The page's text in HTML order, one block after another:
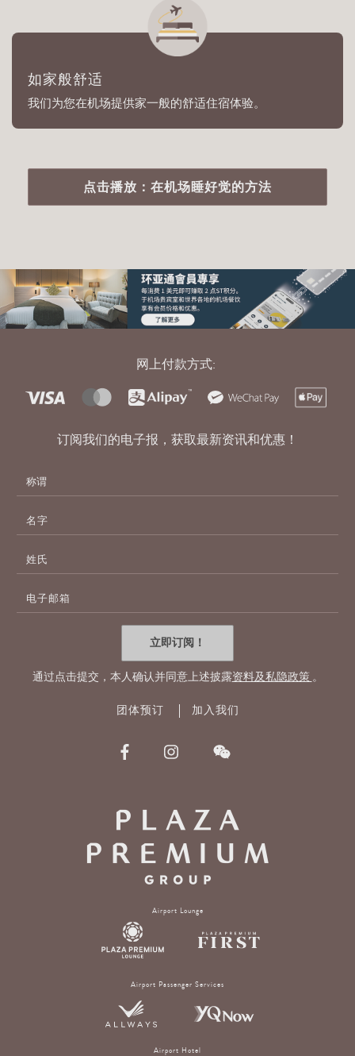
如家般舒适
我们为您在机场提供家一般的舒适住宿体验。
点击播放：在机场睡好觉的方法
网上付款方式:
订阅我们的电子报，获取最新资讯和优惠！
邮
件
地
址
立即订阅！
通过点击提交，本人确认并同意上述披露资料及私隐政策 。
团体预订 加入我们
Airport Lounge
Airport Passenger Services
Airport Hotel